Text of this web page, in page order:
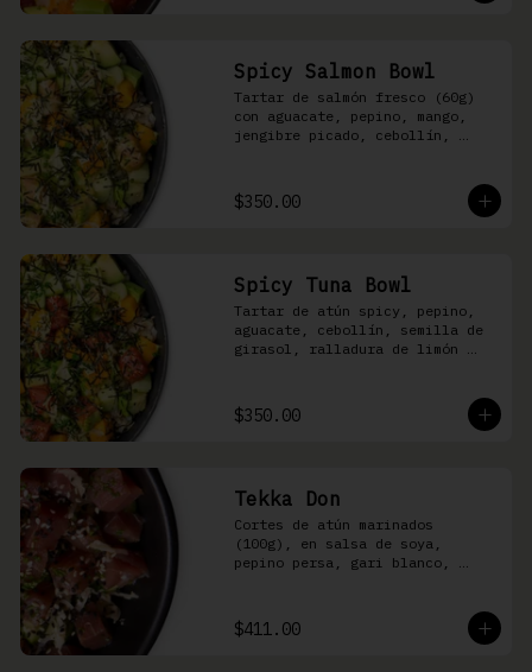
Spicy Salmon Bowl
Tartar de salmón fresco (60g)
con aguacate, pepino, mango,
jengibre picado, cebollín,
shari
$350.00
Spicy Tuna Bowl
Tartar de atún spicy, pepino,
aguacate, cebollín, semilla de
girasol, ralladura de limón
$350.00
Tekka Don
Cortes de atún marinados
(100g), en salsa de soya,
pepino persa, gari blanco,
$411.00